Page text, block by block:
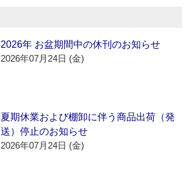
2026年 お盆期間中の休刊のお知らせ
2026年07月24日 (金)
夏期休業および棚卸に伴う商品出荷（発
送）停止のお知らせ
2026年07月24日 (金)